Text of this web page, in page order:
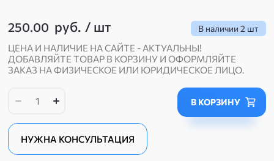
В наличии 2 шт
250.00 руб. /шт
ЦЕНА И НАЛИЧИЕ НА САЙТЕ - АКТУАЛЬНЫ!
ДОБАВЛЯЙТЕ ТОВАР В КОРЗИНУ И ОФОРМЛЯЙТЕ
ЗАКАЗ НА ФИЗИЧЕСКОЕ ИЛИ ЮРИДИЧЕСКОЕ ЛИЦО.
В КОРЗИНУ
НУЖНА КОНСУЛЬТАЦИЯ